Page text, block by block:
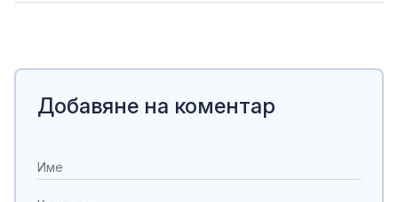
Добавяне на коментар